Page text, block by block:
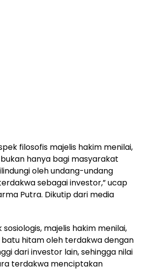
filosofis majelis hakim menilai,
hanya bagi masyarakat
oleh undang-undang
sebagai investor,” ucap
Putra. Dikutip dari media
majelis hakim menilai,
hitam oleh terdakwa dengan
dari investor lain, sehingga nilai
terdakwa menciptakan